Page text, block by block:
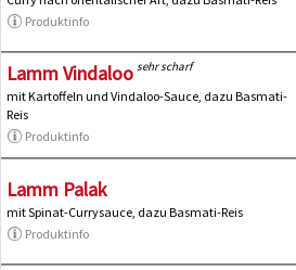
Produktinfo
Lamm Vindaloo sehr scharf
mit Kartoffeln und Vindaloo-Sauce, dazu Basmati-
Reis
Produktinfo
Lamm Palak
mit Spinat-Currysauce, dazu Basmati-Reis
Produktinfo